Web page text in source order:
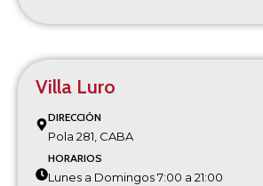
Villa Luro
DIRECCIÓN
Pola 281, CABA
HORARIOS
Lunes a Domingos 7:00 a 21:00